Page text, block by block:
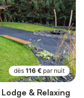
dès 116 € par nuit
& Relaxing